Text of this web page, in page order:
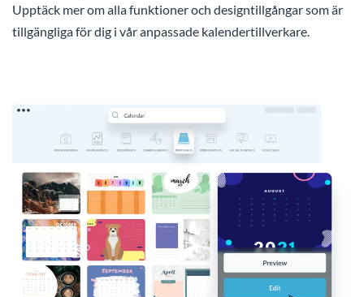
Upptäck mer om alla funktioner och designtillgångar som är
tillgängliga för dig i vår anpassade kalendertillverkare.